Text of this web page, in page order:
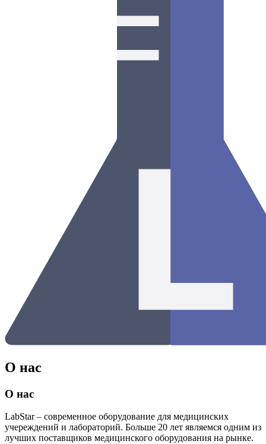
О нас
О нас
LabStar – современное оборудование для медицинских
учереждений и лабораторий. Больше 20 лет являемся одним из
лучших поставщиков медицинского оборудования на рынке.